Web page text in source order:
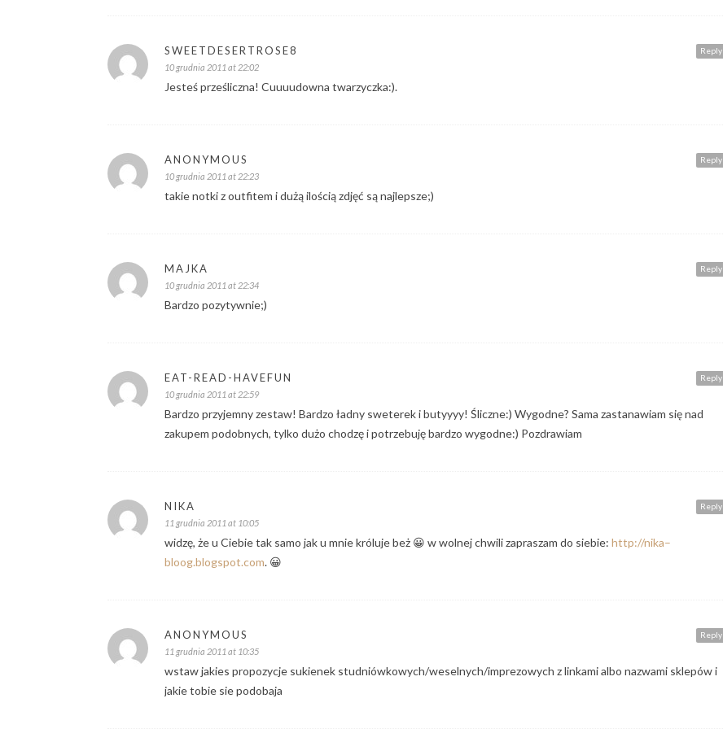
Reply
SWEETDESERTROSE8
10 grudnia 2011 at 22:02
Jesteś prześliczna! Cuuuudowna twarzyczka:).
Reply
ANONYMOUS
10 grudnia 2011 at 22:23
takie notki z outfitem i dużą ilością zdjęć są najlepsze;)
Reply
MAJKA
10 grudnia 2011 at 22:34
Bardzo pozytywnie;)
Reply
EAT-READ-HAVEFUN
10 grudnia 2011 at 22:59
Bardzo przyjemny zestaw! Bardzo ładny sweterek i butyyyy! Śliczne:) Wygodne? Sama zastanawiam się nad
zakupem podobnych, tylko dużo chodzę i potrzebuję bardzo wygodne:) Pozdrawiam
Reply
NIKA
11 grudnia 2011 at 10:05
widzę, że u Ciebie tak samo jak u mnie króluje beż 😀 w wolnej chwili zapraszam do siebie: http://nika–
bloog.blogspot.com. 😀
Reply
ANONYMOUS
11 grudnia 2011 at 10:35
wstaw jakies propozycje sukienek studniówkowych/weselnych/imprezowych z linkami albo nazwami sklepów i
jakie tobie sie podobaja